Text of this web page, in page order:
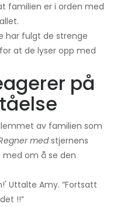
familien er i orden med
har fulgt de strenge
at de lyser opp med
på
av familien som
medstjernens
med om å se den
Uttalte Amy. “Fortsatt
!!”